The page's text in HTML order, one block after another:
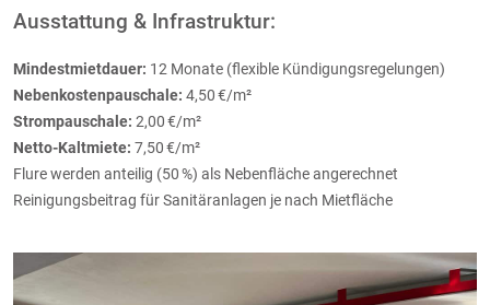
Ausstattung & Infrastruktur:
Mindestmietdauer: 12 Monate (flexible Kündigungsregelungen)
Nebenkostenpauschale: 4,50 €/m²
Strompauschale: 2,00 €/m²
Netto-Kaltmiete: 7,50 €/m²
Flure werden anteilig (50 %) als Nebenfläche angerechnet
Reinigungsbeitrag für Sanitäranlagen je nach Mietfläche